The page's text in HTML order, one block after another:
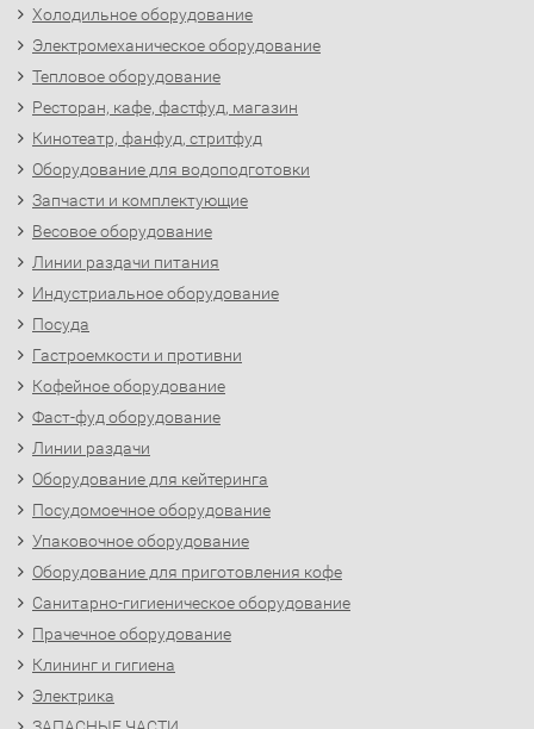
Холодильное оборудование
Электромеханическое оборудование
Тепловое оборудование
Ресторан, кафе, фастфуд, магазин
Кинотеатр, фанфуд, стритфуд
Оборудование для водоподготовки
Запчасти и комплектующие
Весовое оборудование
Линии раздачи питания
Индустриальное оборудование
Посуда
Гастроемкости и противни
Кофейное оборудование
Фаст-фуд оборудование
Линии раздачи
Оборудование для кейтеринга
Посудомоечное оборудование
Упаковочное оборудование
Оборудование для приготовления кофе
Санитарно-гигиеническое оборудование
Прачечное оборудование
Клининг и гигиена
Электрика